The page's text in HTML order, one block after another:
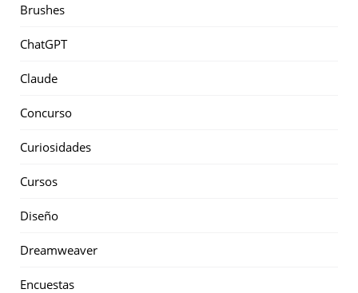
Brushes
ChatGPT
Claude
Concurso
Curiosidades
Cursos
Diseño
Dreamweaver
Encuestas